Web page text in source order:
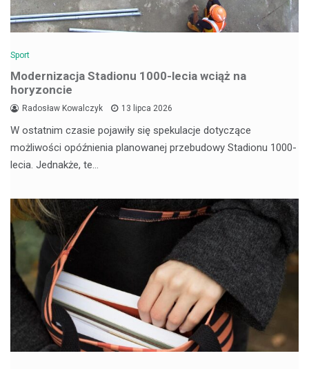
Sport
Modernizacja Stadionu 1000-lecia wciąż na
horyzoncie
Radosław Kowalczyk 13 lipca 2026
W ostatnim czasie pojawiły się spekulacje dotyczące
możliwości opóźnienia planowanej przebudowy Stadionu 1000-
lecia. Jednakże, te…